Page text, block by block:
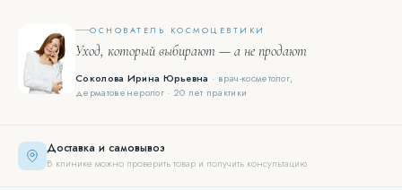
ОСНОВАТЕЛЬ КОСМОЦЕВТИКИ
Уход, который выбирают — а не продают
Соколова Ирина Юрьевна · врач-косметолог,
дерматовенеролог · 20 лет практики
Доставка и самовывоз
В клинике можно проверить товар и получить консультацию